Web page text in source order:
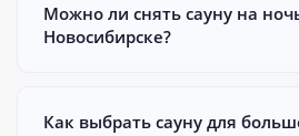
Можно ли снять сауну на
Новосибирске?
Как выбрать сауну для